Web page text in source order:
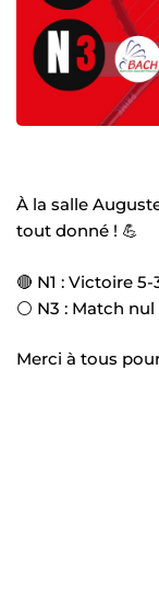
À la salle
tout donné ! 💪
🔴 N1 : Victoire
⚪ N3 : Match
Merci à tous